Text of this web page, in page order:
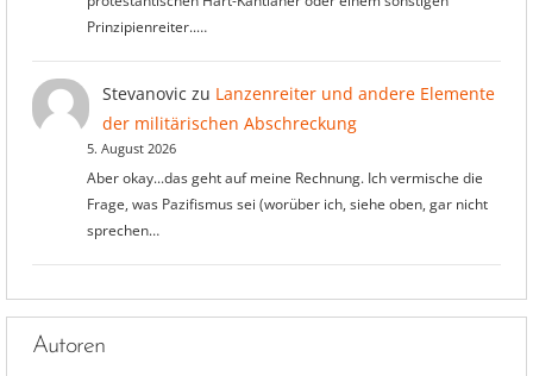
Prinzipienreiter..…
Stevanovic zu Lanzenreiter und andere Elemente
der militärischen Abschreckung
5. August 2026
Aber okay...das geht auf meine Rechnung. Ich vermische die
Frage, was Pazifismus sei (worüber ich, siehe oben, gar nicht
sprechen…
Autoren